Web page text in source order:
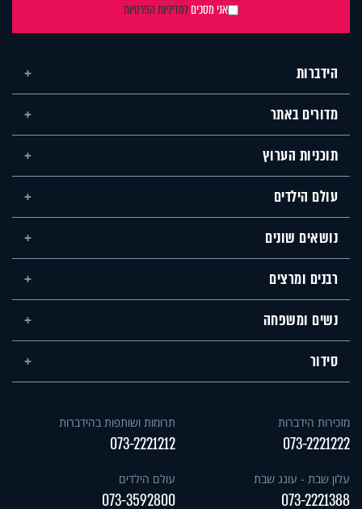
אני מסכיםלמדיניות הפרטיות
הידברות
מדורים באתר
תוכניות הערוץ
עולם הילדים
נושאים שונים
רבנים ומרצים
נשים ומשפחה
סידור
מזכירות הידברות
073-2221222
תרומות ושותפות בהידברות
073-2221212
עלון שבת - עונג שבת
073-2221388
עולם הילדים
073-3592800